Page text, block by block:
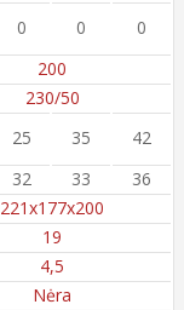
0 0
0
200
230/50
25 35
42
32 33
36
221x177x200
19
4,5
Nėra